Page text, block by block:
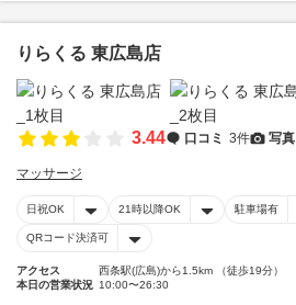
りらくる 東広島店
3.44 口コミ 3件 写真
マッサージ
日祝OK 21時以降OK 駐車場有
QRコード決済可
アクセス
西条駅(広島)から1.5km （徒歩19分）
本日の営業状況 10:00〜26:30